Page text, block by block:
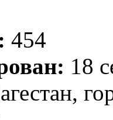
454
18